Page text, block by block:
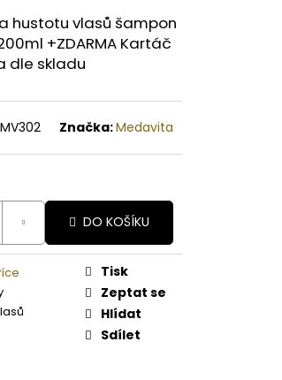
hustotu vlasů šampon
+ZDARMA Kartáč
dle skladu
Značka:Medavita
DO KOŠÍKU
Tisk
Zeptat se
Hlídat
Sdílet